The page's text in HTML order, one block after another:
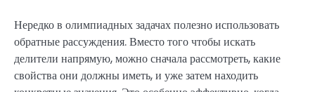
Нередко в олимпиадных задачах полезно использовать
обратные рассуждения. Вместо того чтобы искать
делители напрямую, можно сначала рассмотреть, какие
свойства они должны иметь, и уже затем находить